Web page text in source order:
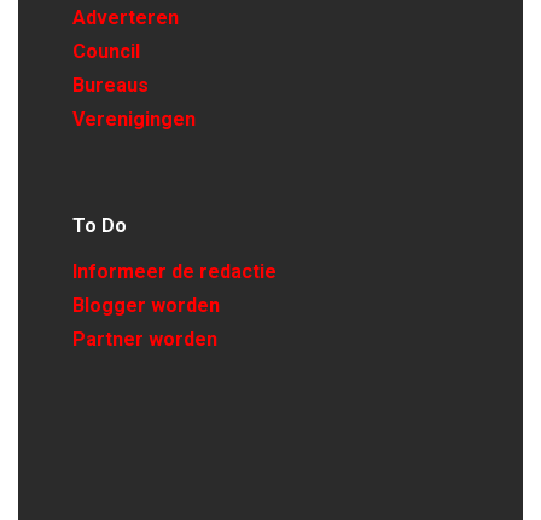
Adverteren
Council
Bureaus
Verenigingen
To Do
Informeer de redactie
Blogger worden
Partner worden